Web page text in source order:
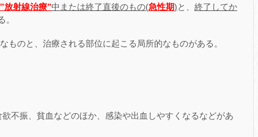
‟放射線治療”中または終了直後のもの(急性期)と、 終了してか
。
ものと、治療される部位に起こる局所的なものがある。
不振、貧血などのほか、感染や出血しやすくなるなどがあ